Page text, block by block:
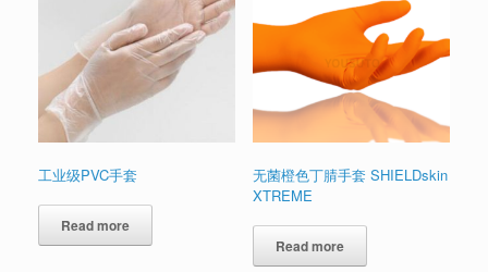
工业级PVC手套
Read more
无菌橙色丁腈手套 SHIELDskin
XTREME
Read more